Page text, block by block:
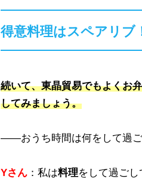
得意料理はスペアリブ
続いて、東晶貿易でもよくお
してみましょう。
――おうち時間は何をして過ご
Yさん ：私は料理をして過ごし